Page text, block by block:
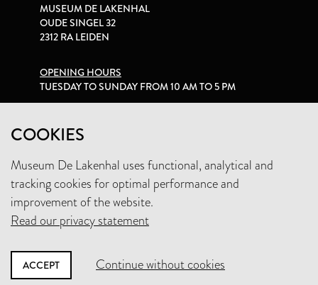
COOKIES
Museum De Lakenhal uses functional, analytical and
tracking cookies for optimal performance and
improvement of the website.
Read our privacy statement
ACCEPT Continue without cookies
MUSEUM DE LAKENHAL
OUDE SINGEL 32
2312 RA LEIDEN
OPENING HOURS
TUESDAY TO SUNDAY FROM 10 AM TO 5 PM
+31 (0)71 5165360
INFO@LAKENHAL.NL
SUPPORT THE MUSEUM
NEWSLETTER